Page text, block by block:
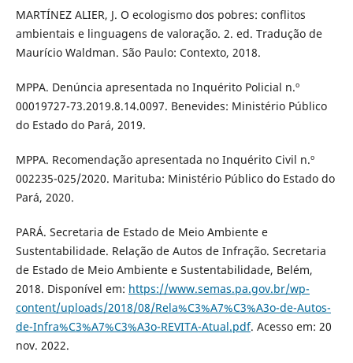
MARTÍNEZ ALIER, J. O ecologismo dos pobres: conflitos
ambientais e linguagens de valoração. 2. ed. Tradução de
Maurício Waldman. São Paulo: Contexto, 2018.
MPPA. Denúncia apresentada no Inquérito Policial n.º
00019727-73.2019.8.14.0097. Benevides: Ministério Público
do Estado do Pará, 2019.
MPPA. Recomendação apresentada no Inquérito Civil n.º
002235-025/2020. Marituba: Ministério Público do Estado do
Pará, 2020.
PARÁ. Secretaria de Estado de Meio Ambiente e
Sustentabilidade. Relação de Autos de Infração. Secretaria
de Estado de Meio Ambiente e Sustentabilidade, Belém,
2018. Disponível em: https://www.semas.pa.gov.br/wp-
content/uploads/2018/08/Rela%C3%A7%C3%A3o-de-Autos-
de-Infra%C3%A7%C3%A3o-REVITA-Atual.pdf. Acesso em: 20
nov. 2022.